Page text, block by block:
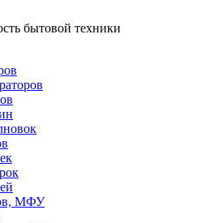
бытовой техники
МФУ